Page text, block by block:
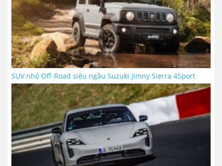
SUV nhỏ Off-Road siêu ngầu Suzuki Jimny Sierra 4Sport